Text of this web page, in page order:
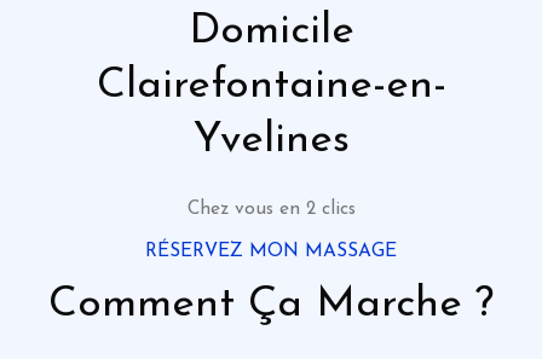
Domicile
Clairefontaine-en-
Yvelines
Chez vous en 2 clics
RÉSERVEZ MON MASSAGE
Comment Ça Marche ?